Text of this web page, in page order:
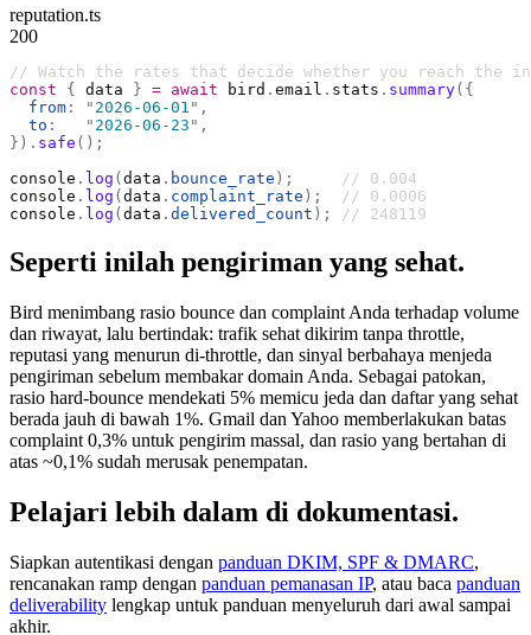
reputation.ts
200
// Watch the rates that decide whether you reach the
const { data } = await bird . email . stats . summary({
  from
: " 2026-06-01 " ,
  to
:
   "
2026-06-23 " ,
}). safe ();
console . log ( data . bounce_rate );
     // 0.004
console . log ( data . complaint_rate );
  // 0.0006
console . log ( data . delivered_count ); // 248119
Seperti inilah pengiriman yang sehat.
Bird menimbang rasio bounce dan complaint Anda terhadap volume
dan riwayat, lalu bertindak: trafik sehat dikirim tanpa throttle,
reputasi yang menurun di-throttle, dan sinyal berbahaya menjeda
pengiriman sebelum membakar domain Anda. Sebagai patokan,
rasio hard-bounce mendekati 5% memicu jeda dan daftar yang sehat
berada jauh di bawah 1%. Gmail dan Yahoo memberlakukan batas
complaint 0,3% untuk pengirim massal, dan rasio yang bertahan di
atas ~0,1% sudah merusak penempatan.
Pelajari lebih dalam di dokumentasi.
Siapkan autentikasi dengan panduan DKIM, SPF & DMARC,
rencanakan ramp dengan panduan pemanasan IP, atau baca panduan
deliverability lengkap untuk panduan menyeluruh dari awal sampai
akhir.